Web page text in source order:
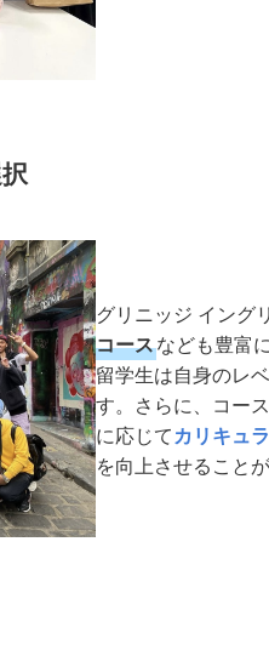
グリニッジ イング
コースなども豊富
留学生は自身のレ
す。さらに、コー
に応じてカリキュ
を向上させることが